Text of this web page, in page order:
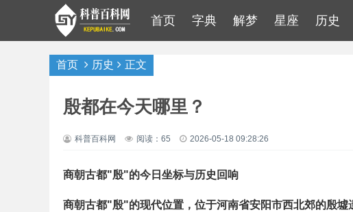
首页 字典 解梦 星座 历史
首页 历史 正文
殷都在今天哪里？
科普百科网 阅读：65 2026-05-18 09:28:26
商朝古都"殷"的今日坐标与历史回响
商朝古都"殷"的现代位置，位于河南省安阳市西北郊的殷墟